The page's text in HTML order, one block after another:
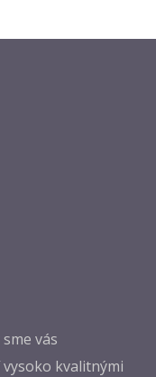
vás
kvalitnými